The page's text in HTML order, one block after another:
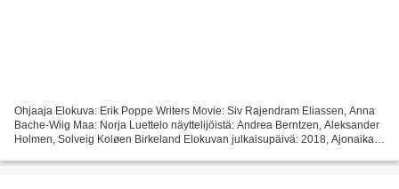
Ohjaaja Elokuva: Erik Poppe Writers Movie: Siv Rajendram Eliassen, Anna
Bache-Wiig Maa: Norja Luettelo näyttelijöistä: Andrea Berntzen, Aleksander
Holmen, Solveig Koløen Birkeland Elokuvan julkaisupäivä: 2018, Ajonaika: